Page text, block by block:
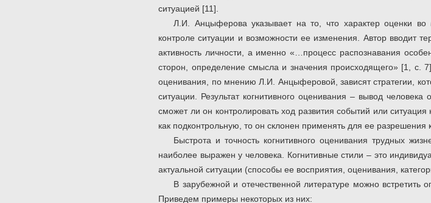
ситуацией [11].
Л.И. Анцыферова указывает на то, что характер оценки во
контроле ситуации и возможности ее изменения. Автор вводит
активность личности, а именно «…процесс распознавания
сторон, определение смысла и значения происходящего» [1, с.
оценивания, по мнению Л.И. Анцыферовой, зависят стратегии,
ситуации. Результат когнитивного оценивания – вывод
сможет ли он контролировать ход развития событий или
как подконтрольную, то он склонен применять для ее разрешения
Быстрота и точность когнитивного оценивания трудных
наиболее выражен у человека. Когнитивные стили – это
актуальной ситуации (способы ее восприятия, оценивания,
В зарубежной и отечественной литературе можно встретить
Приведем примеры некоторых из них: